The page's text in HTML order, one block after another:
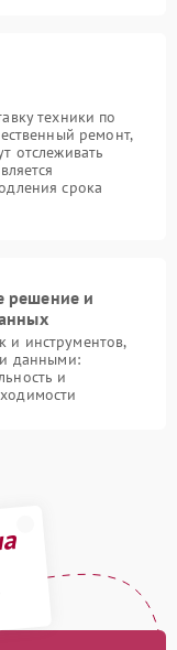
техники по
ремонт,
отслеживать
срока
решение и
и инструментов,
данными:
и